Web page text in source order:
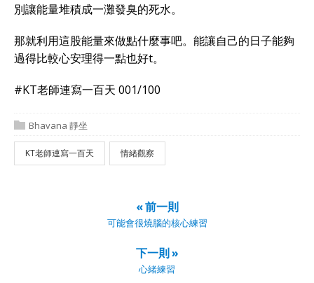
別讓能量堆積成一灘發臭的死水。
那就利用這股能量來做點什麼事吧。能讓自己的日子能夠
過得比較心安理得一點也好t。
#KT老師連寫一百天 001/100
Bhavana 靜坐
KT老師連寫一百天 情緒觀察
« 前一則
可能會很燒腦的核心練習
下一則 »
心緒練習